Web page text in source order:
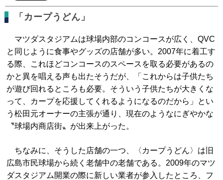
「カープうどん」
マツダスタジアムは球場内部のコンコースが広く、QVC
と同じように食事やグッズの店舗が多い。2007年に着工す
る際、これほどコンコースのスペースを取る必要があるの
かと異を唱える声も出たそうだが、「これからは子供たち
が遊び回れるところも必要。そういう子供たちが大きくな
って、カープを応援してくれるようになるのだから」とい
う松田元オーナーの主張が通り、現在のようなにぎやかな
〝球場内商店街〟が出来上がった。
ちなみに、そうした店舗の一つ、〈カープうどん〉は旧
広島市民球場から続く老舗中の老舗である。2009年のマツ
ダスタジアム開業の際に新しい業者が参入したところ、フ